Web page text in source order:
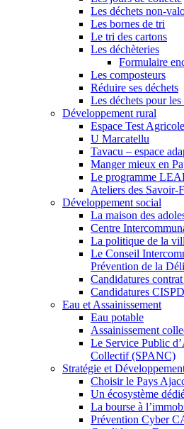
Les déchets non-
Les bornes de tri
Le tri des cartons
Les déchèteries
Formulaire
Les composteurs
Réduire ses déchets
Les déchets pour
Développement rural
Espace Test Agricole
U Marcatellu
Tavacu – espace
Manger mieux en
Le programme
Ateliers des Savoir-
Développement social
La maison des
Centre
La politique de la
Le Conseil
Prévention de la
Candidatures
Candidatures CISPD
Eau et Assainissement
Eau potable
Assainissement
Le Service Public
Collectif (SPANC)
Stratégie et
Choisir le Pays
Un écosystème
La bourse à
Prévention Cyber